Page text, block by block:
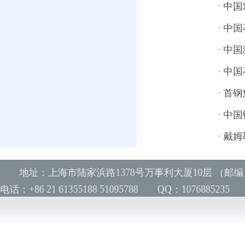
· 中
· 中
· 中
· 中
· 首
· 中
· 戴
地址：上海市陆家浜路1378号万事利大厦10层 （邮编
电话：+86 21 61355188 51095788 QQ：1076885235